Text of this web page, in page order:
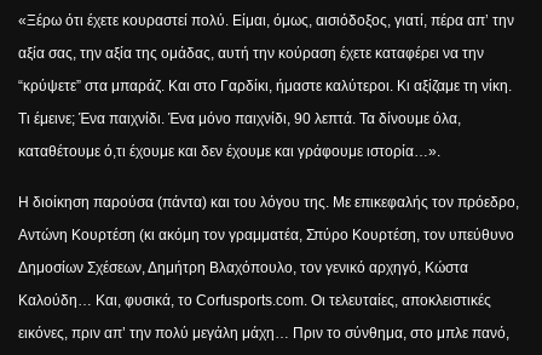
«Ξέρω ότι έχετε κουραστεί πολύ. Είμαι, όμως, αισιόδοξος, γιατί, πέρα απ’ την
αξία σας, την αξία της ομάδας, αυτή την κούραση έχετε καταφέρει να την
“κρύψετε” στα μπαράζ. Και στο Γαρδίκι, ήμαστε καλύτεροι. Κι αξίζαμε τη νίκη.
Τι έμεινε; Ένα παιχνίδι. Ένα μόνο παιχνίδι, 90 λεπτά. Τα δίνουμε όλα,
καταθέτουμε ό,τι έχουμε και δεν έχουμε και γράφουμε ιστορία…».
Η διοίκηση παρούσα (πάντα) και του λόγου της. Με επικεφαλής τον πρόεδρο,
Αντώνη Κουρτέση (κι ακόμη τον γραμματέα, Σπύρο Κουρτέση, τον υπεύθυνο
Δημοσίων Σχέσεων, Δημήτρη Βλαχόπουλο, τον γενικό αρχηγό, Κώστα
Καλούδη… Και, φυσικά, το Corfusports com Oι τελευταίες, αποκλειστικές
εικόνες, πριν απ’ την πολύ μεγάλη μάχη… Πριν το σύνθημα, στο μπλε πανό,